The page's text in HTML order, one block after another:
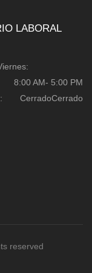
LABORAL
8:00 AM- 5:00 PM
Cerrado
Cerrado
reserved